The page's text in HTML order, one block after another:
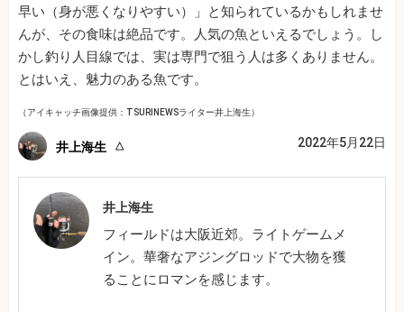
早い（身が悪くなりやすい）」と知られているかもしれませ
んが、その食味は絶品です。人気の魚といえるでしょう。し
かし釣り人目線では、実は専門で狙う人は多くありません。
とはいえ、魅力のある魚です。
（アイキャッチ画像提供：TSURINEWSライター井上海生）
井上海生 2022年5月22日
井上海生
フィールドは大阪近郊。ライトゲームメ
イン。華奢なアジングロッドで大物を獲
ることにロマンを感じます。